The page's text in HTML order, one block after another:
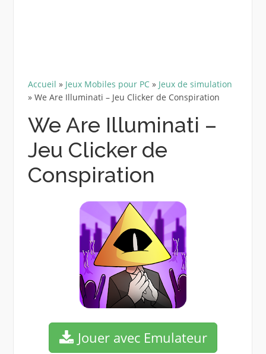
Accueil » Jeux Mobiles pour PC» Jeux de simulation
» We Are Illuminati – Jeu Clicker de Conspiration
We Are Illuminati –
Jeu Clicker de
Conspiration
Jouer avec Emulateur